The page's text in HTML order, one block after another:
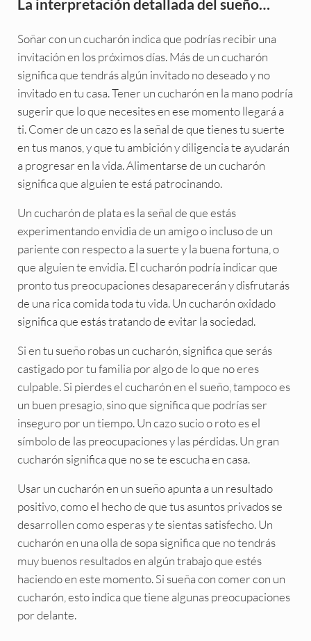
La interpretación detallada del sueño…
Soñar con un cucharón indica que podrías recibir una
invitación en los próximos días. Más de un cucharón
significa que tendrás algún invitado no deseado y no
invitado en tu casa. Tener un cucharón en la mano podría
sugerir que lo que necesites en ese momento llegará a
ti. Comer de un cazo es la señal de que tienes tu suerte
en tus manos, y que tu ambición y diligencia te ayudarán
a progresar en la vida. Alimentarse de un cucharón
significa que alguien te está patrocinando.
Un cucharón de plata es la señal de que estás
experimentando envidia de un amigo o incluso de un
pariente con respecto a la suerte y la buena fortuna, o
que alguien te envidia. El cucharón podría indicar que
pronto tus preocupaciones desaparecerán y disfrutarás
de una rica comida toda tu vida. Un cucharón oxidado
significa que estás tratando de evitar la sociedad.
Si en tu sueño robas un cucharón, significa que serás
castigado por tu familia por algo de lo que no eres
culpable. Si pierdes el cucharón en el sueño, tampoco es
un buen presagio, sino que significa que podrías ser
inseguro por un tiempo. Un cazo sucio o roto es el
símbolo de las preocupaciones y las pérdidas. Un gran
cucharón significa que no se te escucha en casa.
Usar un cucharón en un sueño apunta a un resultado
positivo, como el hecho de que tus asuntos privados se
desarrollen como esperas y te sientas satisfecho. Un
cucharón en una olla de sopa significa que no tendrás
muy buenos resultados en algún trabajo que estés
haciendo en este momento. Si sueña con comer con un
cucharón, esto indica que tiene algunas preocupaciones
por delante.